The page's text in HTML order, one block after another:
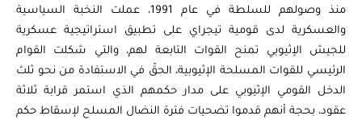
منذ وصولهم للسلطة في عام 1991، عملت النخبة السياسية
والعسكرية لدى قومية تيجراي على تطبيق استراتيجية عسكرية
للجيش الإثيوبي تمنح القوات التابعة لهم، والتي شكلت القوام
الرئيسي للقوات المسلحة الإثيوبية، الحقّ في الاستفادة من نحو ثلث
الدخل القومي الإثيوبي على مدار حكمهم الذي استمر قرابة ثلاثة
عقود، بحجة أنهم قدموا تضحيات فترة النضال المسلح لإسقاط حكم